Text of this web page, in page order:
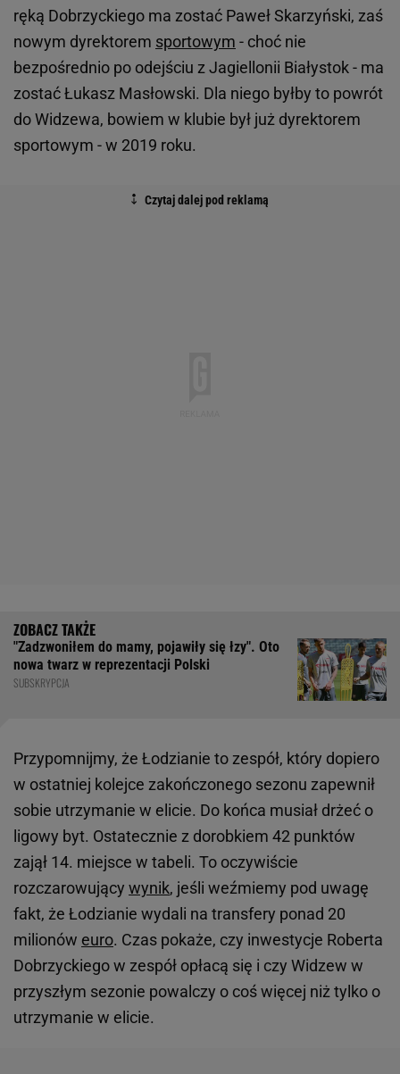
ręką Dobrzyckiego ma zostać Paweł Skarzyński, zaś
nowym dyrektorem sportowym - choć nie
bezpośrednio po odejściu z Jagiellonii Białystok - ma
zostać Łukasz Masłowski. Dla niego byłby to powrót
do Widzewa, bowiem w klubie był już dyrektorem
sportowym - w 2019 roku.
"Zadzwoniłem do mamy, pojawiły się łzy". Oto
nowa twarz w reprezentacji Polski
SUBSKRYPCJA
Przypomnijmy, że Łodzianie to zespół, który dopiero
w ostatniej kolejce zakończonego sezonu zapewnił
sobie utrzymanie w elicie. Do końca musiał drżeć o
ligowy byt. Ostatecznie z dorobkiem 42 punktów
zajął 14. miejsce w tabeli. To oczywiście
rozczarowujący wynik, jeśli weźmiemy pod uwagę
fakt, że Łodzianie wydali na transfery ponad 20
milionów euro. Czas pokaże, czy inwestycje Roberta
Dobrzyckiego w zespół opłacą się i czy Widzew w
przyszłym sezonie powalczy o coś więcej niż tylko o
utrzymanie w elicie.